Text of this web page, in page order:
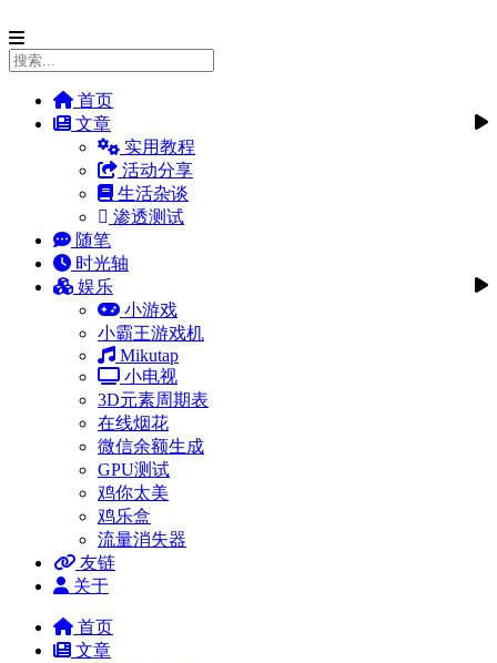
首页
文章
实用教程
活动分享
生活杂谈
渗透测试
随笔
时光轴
娱乐
小游戏
小霸王游戏机
Mikutap
小电视
3D元素周期表
在线烟花
微信余额生成
GPU测试
鸡你太美
鸡乐盒
流量消失器
友链
关于
首页
文章